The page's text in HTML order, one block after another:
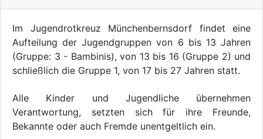
Im Jugendrotkreuz Münchenbernsdorf findet eine
Aufteilung der Jugendgruppen von 6 bis 13 Jahren
(Gruppe: 3 - Bambinis), von 13 bis 16 (Gruppe 2) und
schließlich die Gruppe 1, von 17 bis 27 Jahren statt.
Alle Kinder und Jugendliche übernehmen
Verantwortung, setzten sich für ihre Freunde,
Bekannte oder auch Fremde unentgeltlich ein.